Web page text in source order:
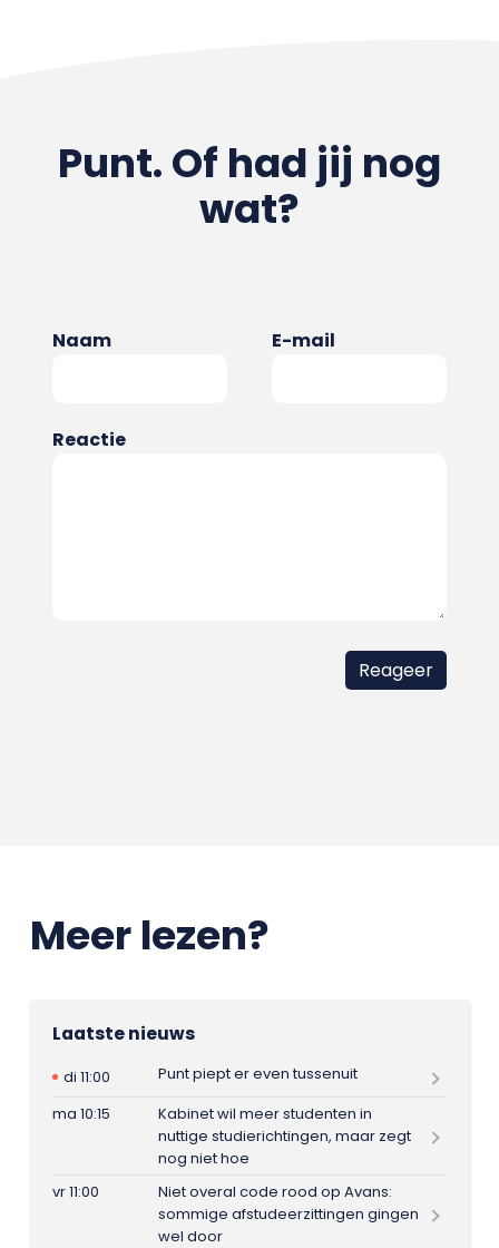
Punt. Of had jij nog
wat?
Naam E-mail
Reactie
Meer lezen?
Laatste nieuws
di 11:00
Punt piept er even tussenuit
ma 10:15
Kabinet wil meer studenten in
nuttige studierichtingen, maar zegt
nog niet hoe
vr 11:00
Niet overal code rood op Avans:
sommige afstudeerzittingen gingen
wel door